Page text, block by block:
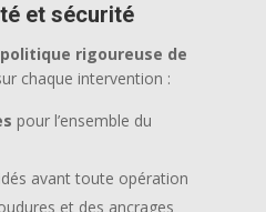
et sécurité
politique rigoureuse de
chaque intervention :
pour l’ensemble du
avant toute opération
et des ancrages